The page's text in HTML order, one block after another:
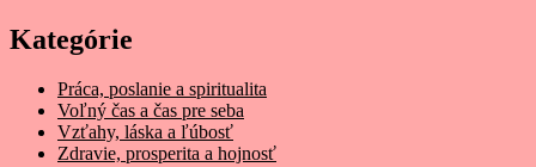
Kategórie
Práca, poslanie a spiritualita
Voľný čas a čas pre seba
Vzťahy, láska a ľúbosť
Zdravie, prosperita a hojnosť